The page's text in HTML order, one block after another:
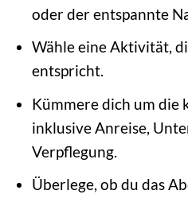
oder der entspannte
Wähle eine Aktivität,
entspricht.
Kümmere dich um die
inklusive Anreise,
Verpflegung.
Überlege, ob du das